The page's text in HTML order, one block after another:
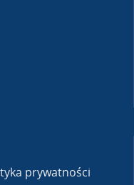
prywatności